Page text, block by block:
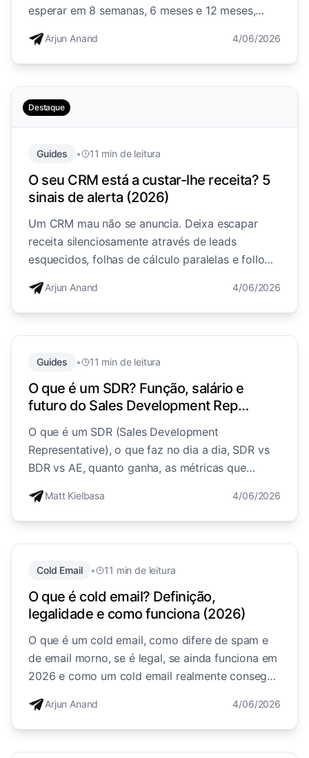
esperar em 8 semanas, 6 meses e 12 meses,
como medir o seu.
Arjun Anand 4/06/2026
Destaque
Guides • 11 min de leitura
O seu CRM está a custar-lhe receita? 5
sinais de alerta (2026)
Um CRM mau não se anuncia. Deixa escapar
receita silenciosamente através de leads
esquecidos, folhas de cálculo paralelas e follow-
e como calcular o que lhe está a custar.
Arjun Anand 4/06/2026
Guides • 11 min de leitura
O que é um SDR? Função, salário e
futuro do Sales Development Rep
(2026)
O que é um SDR (Sales Development
Representative), o que faz no dia a dia, SDR vs
BDR vs AE, quanto ganha, as métricas que
Matt Kielbasa 4/06/2026
Cold Email • 11 min de leitura
O que é cold email? Definição,
legalidade e como funciona (2026)
O que é um cold email, como difere de spam e
de email morno, se é legal, se ainda funciona em
2026 e como um cold email realmente consegue
Arjun Anand 4/06/2026